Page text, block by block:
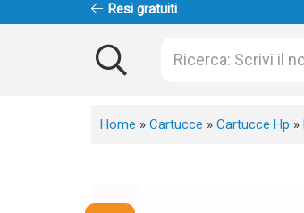
Resi gratuiti
Home » Cartucce » Cartucce Hp »